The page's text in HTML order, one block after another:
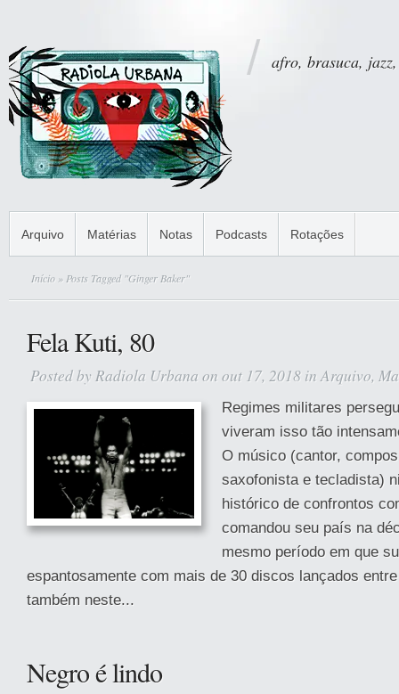
afro, brasuca,
Arquivo Matérias Notas Podcasts Rotações
Início » Posts Tagged "Ginger Baker"
Fela Kuti, 80
Posted by Radiola Urbana on out 17, 2018 inArquivo,
Regimes militares
viveram isso tão
O músico (cantor,
saxofonista e tecladista)
histórico de confrontos
comandou seu país na
mesmo período em que
espantosamente com mais de 30 discos lançados
também neste...
Negro é lindo